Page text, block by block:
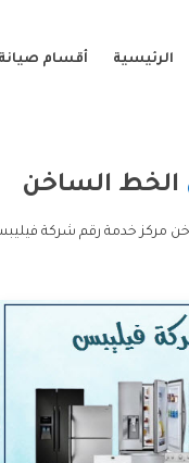
الرئيسية أقسام
الخط الساخن
مركز خدمة رقم شركة